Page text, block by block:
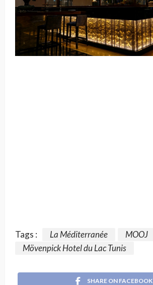
Tags : La Méditerranée
MOOJ
Mövenpick Hotel du Lac Tunis
SHARE ON FACEBOOK